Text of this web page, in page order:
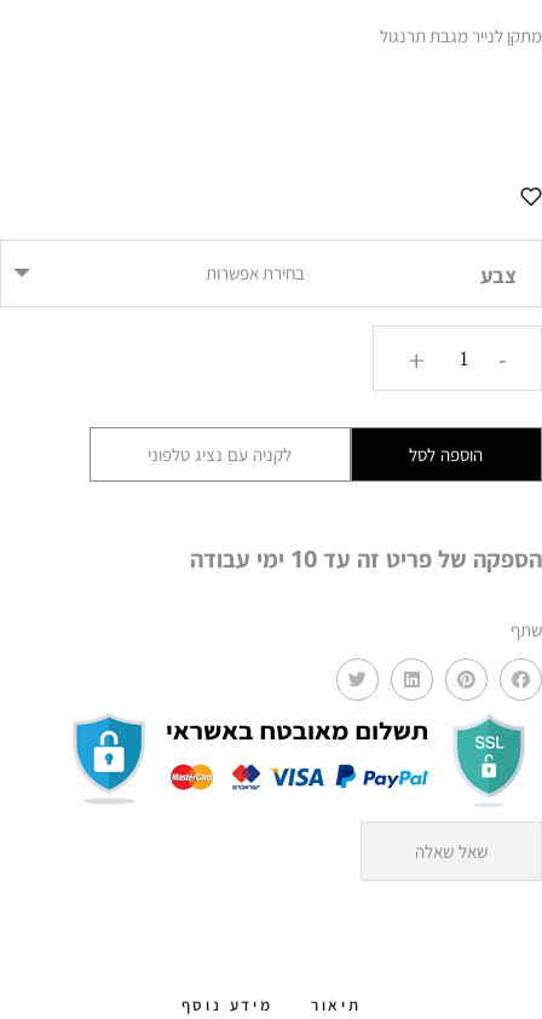
מתקן לנייר מגבת תרנגול
צבע בחירת אפשרות
-
+
הוספה לסל לקניה עם נציג טלפוני
הספקה של פריט זה עד 10 ימי עבודה
שתף
שאל שאלה
תיאור מידע נוסף